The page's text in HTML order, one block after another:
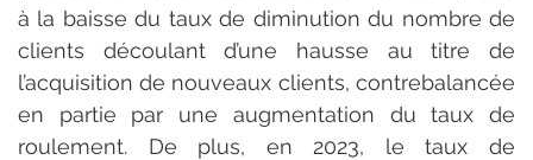
à la baisse du taux de diminution du nombre de
clients découlant d’une hausse au titre de
l’acquisition de nouveaux clients, contrebalancée
en partie par une augmentation du taux de
roulement. De plus, en 2023, le taux de